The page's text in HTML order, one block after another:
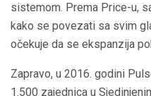
sistemom. Prema Price-u,
kako se povezati sa svim
očekuje da se ekspanzija
Zapravo, u 2016. godini
1.500 zajednica u